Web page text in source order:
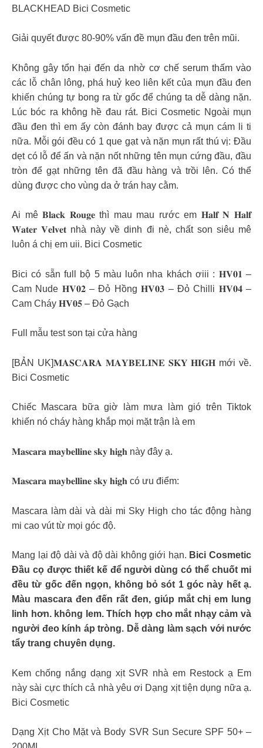
BLACKHEAD Bici Cosmetic
Giải quyết được 80-90% vấn đề mụn đầu đen trên mũi.
Không gây tổn hại đến da nhờ cơ chế serum thấm vào
các lỗ chân lông, phá huỷ keo liên kết của mụn đầu đen
khiến chúng tự bong ra từ gốc để chúng ta dễ dàng nặn.
Lúc bóc ra không hề đau rát. Bici Cosmetic Ngoài mụn
đầu đen thì em ấy còn đánh bay được cả mụn cám li ti
nữa. Mỗi gói đều có 1 que gạt và nặn mụn rất thú vị: Đầu
dẹt có lỗ để ấn và nặn nốt những tên mụn cứng đầu, đầu
tròn để gạt những tên đã đầu hàng và trồi lên. Có thể
dùng được cho vùng da ở trán hay cằm.
Ai mê 𝐁𝐥𝐚𝐜𝐤 𝐑𝐨𝐮𝐠𝐞 thì mau mau rước em 𝐇𝐚𝐥𝐟 𝐍 𝐇𝐚𝐥𝐟
𝐖𝐚𝐭𝐞𝐫 𝐕𝐞𝐥𝐯𝐞𝐭 nhà này về dinh đi nè, chất son siêu mê
luôn á chị em uii. Bici Cosmetic
Bici có sẵn full bộ 5 màu luôn nha khách ơiii : 𝐇𝐕𝟎𝟏 –
Cam Nude 𝐇𝐕𝟎𝟐 – Đỏ Hồng 𝐇𝐕𝟎𝟑 – Đỏ Chilli 𝐇𝐕𝟎𝟒 –
Cam Cháy 𝐇𝐕𝟎𝟓 – Đỏ Gạch
Full mẫu test son tại cửa hàng
[BẢN UK]𝐌𝐀𝐒𝐂𝐀𝐑𝐀 𝐌𝐀𝐘𝐁𝐄𝐋𝐈𝐍𝐄 𝐒𝐊𝐘 𝐇𝐈𝐆𝐇 mới về.
Bici Cosmetic
Chiếc Mascara bữa giờ làm mưa làm gió trên Tiktok
khiến nó cháy hàng khắp mọi mặt trận là em
𝐌𝐚𝐬𝐜𝐚𝐫𝐚 𝐦𝐚𝐲𝐛𝐞𝐥𝐥𝐢𝐧𝐞 𝐬𝐤𝐲 𝐡𝐢𝐠𝐡 này đây ạ.
𝐌𝐚𝐬𝐜𝐚𝐫𝐚 𝐦𝐚𝐲𝐛𝐞𝐥𝐥𝐢𝐧𝐞 𝐬𝐤𝐲 𝐡𝐢𝐠𝐡 có ưu điểm:
Mascara làm dài và dài mi Sky High cho tác động hàng
mi cao vút từ mọi góc độ.
Mang lại độ dài và độ dài không giới hạn. Bici Cosmetic
Đầu cọ được thiết kế để người dùng có thể chuốt mi
đều từ gốc đến ngọn, không bỏ sót 1 góc này hết ạ.
Màu mascara đen đến rất đen, giúp mắt chị em lung
linh hơn. không lem. Thích hợp cho mắt nhạy cảm và
người đeo kính áp tròng. Dễ dàng làm sạch với nước
tẩy trang chuyên dụng.
Kem chống nắng dạng xịt SVR nhà em Restock ạ Em
này sài cực thích cả nhà yêu ơi Dạng xịt tiện dụng nữa ạ.
Bici Cosmetic
Dạng Xịt Cho Mặt và Body SVR Sun Secure SPF 50+ –